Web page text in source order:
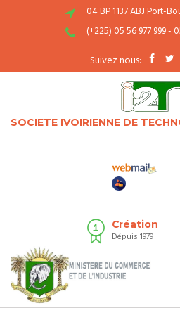
04 BP 1137 ABJ Port-
(+225) 05 56 977 999 -
Suivez nous:
SOCIETE IVOIRIENNE DE
Création
Dépuis 1979